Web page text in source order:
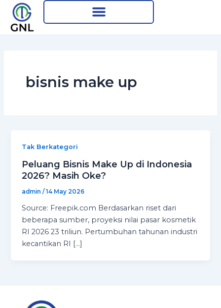
Skip
content
bisnis make up
Tak Berkategori
Peluang Bisnis Make Up di Indonesia
2026? Masih Oke?
admin/14 May 2026
Source: Freepik.com Berdasarkan riset dari
beberapa sumber, proyeksi nilai pasar kosmetik
RI 2026 23 triliun. Pertumbuhan tahunan industri
kecantikan RI […]